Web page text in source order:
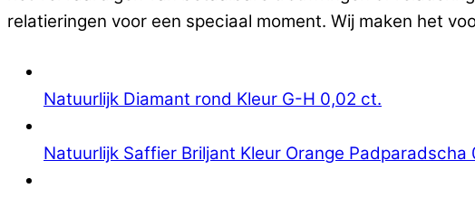
relatieringen voor een speciaal moment. Wij maken het
Natuurlijk Diamant rond Kleur G-H 0,02 ct.
Natuurlijk Saffier Briljant Kleur Orange Padparadscha